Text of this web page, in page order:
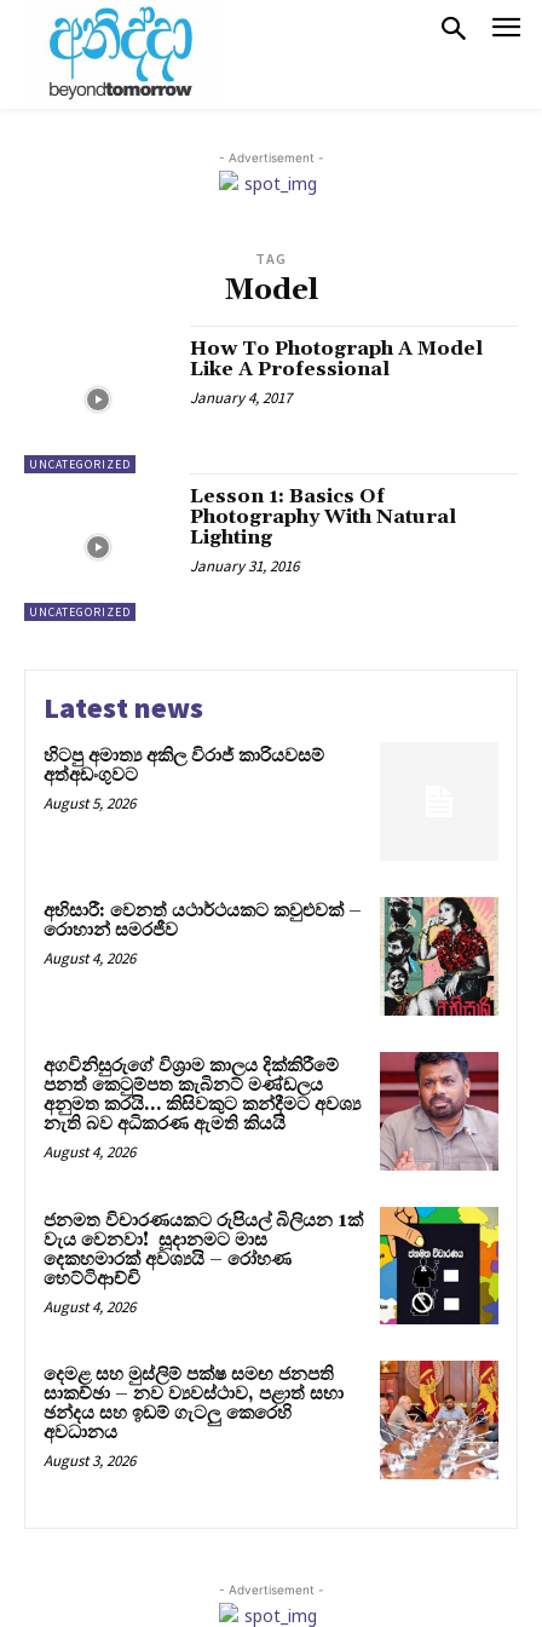
- Advertisement -
TAG
Model
UNCATEGORIZED
How To Photograph A Model
Like A Professional
January 4, 2017
UNCATEGORIZED
Lesson 1: Basics Of
Photography With Natural
Lighting
January 31, 2016
Latest news
හිටපු අමාත්‍ය අකිල විරාජ් කාරියවසම්
අත්අඩංගුවට
August 5, 2026
අභිසාරී: වෙනත් යථාර්ථයකට කවුළුවක් –
රොහාන් සමරජීව
August 4, 2026
අගවිනිසුරුගේ විශ්‍රාම කාලය දික්කිරීමේ
පනත් කෙටුම්පත කැබිනට් මණ්ඩලය
අනුමත කරයි… කිසිවකුට කන්දීමට අවශ්‍ය
නැති බව අධිකරණ ඇමති කියයි
August 4, 2026
ජනමත විචාරණයකට රුපියල් බිලියන 1ක්
වැය වෙනවා! සූදානමට මාස
දෙකහමාරක් අවශ්‍යයි – රෝහණ
හෙට්ටිආච්චි
August 4, 2026
දෙමළ සහ මුස්ලිම් පක්ෂ සමඟ ජනපති
සාකච්ඡා – නව ව්‍යවස්ථාව, පළාත් සභා
ඡන්දය සහ ඉඩම් ගැටලු කෙරෙහි
අවධානය
August 3, 2026
- Advertisement -